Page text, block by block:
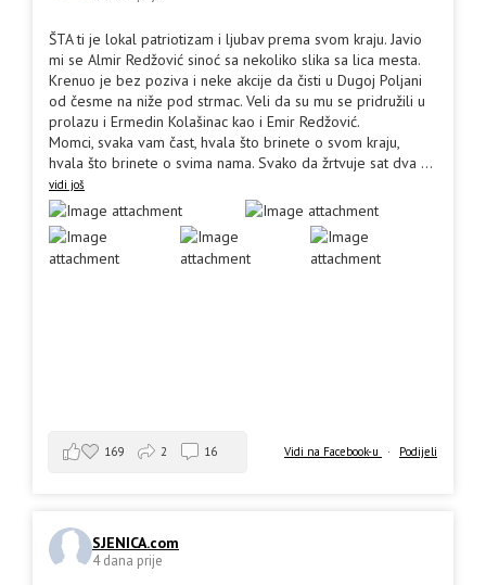
ŠTA ti je lokal patriotizam i ljubav prema svom kraju. Javio
mi se Almir Redžović sinoć sa nekoliko slika sa lica mesta.
Krenuo je bez poziva i neke akcije da čisti u Dugoj Poljani
od česme na niže pod strmac. Veli da su mu se pridružili u
prolazu i Ermedin Kolašinac kao i Emir Redžović.
Momci, svaka vam čast, hvala što brinete o svom kraju,
hvala što brinete o svima nama. Svako da žrtvuje sat dva ...
vidi još
Vidi na Facebook-u · Podijeli
169 2 16
SJENICA.com
4 dana prije